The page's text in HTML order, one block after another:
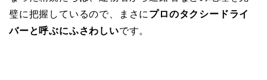
璧に把握しているので、まさに プロのタクシードライ
バーと呼ぶにふさわしいです。